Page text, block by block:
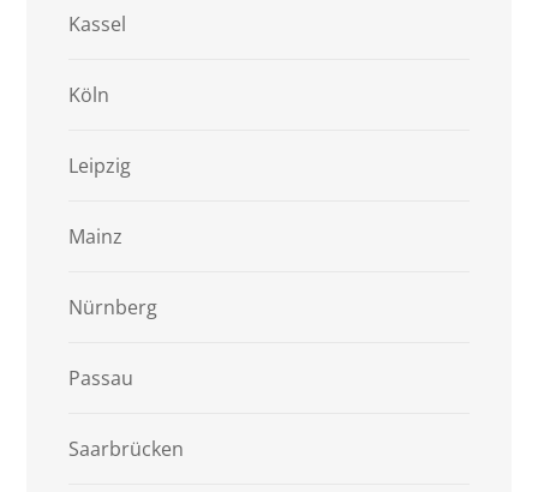
Kassel
Köln
Leipzig
Mainz
Nürnberg
Passau
Saarbrücken